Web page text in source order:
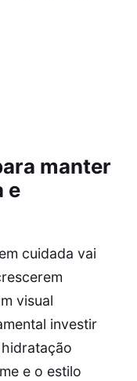
manter
e
cuidada vai
visual
investir
e o estilo